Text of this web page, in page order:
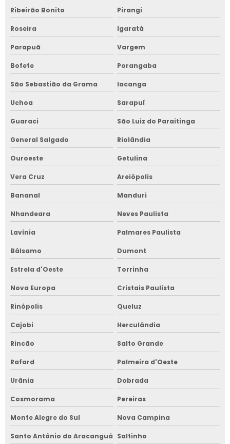
Ribeirão Bonito Pirangi
Roseira Igaratá
Parapuã Vargem
Bofete Porangaba
São Sebastião da Grama Iacanga
Uchoa Sarapuí
Guaraci São Luiz do Paraitinga
General Salgado Riolândia
Ouroeste Getulina
Vera Cruz Areiópolis
Bananal Manduri
Nhandeara Neves Paulista
Lavínia Palmares Paulista
Bálsamo Dumont
Estrela d'Oeste Torrinha
Nova Europa Cristais Paulista
Rinópolis Queluz
Cajobi Herculândia
Rincão Salto Grande
Rafard Palmeira d'Oeste
Urânia Dobrada
Cosmorama Pereiras
Monte Alegre do Sul Nova Campina
Santo Antônio do Aracanguá Saltinho